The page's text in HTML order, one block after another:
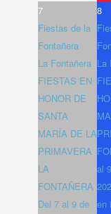
7
Fiestas de la
Fontañera
La Fontañera
FIESTAS EN
HONOR DE
SANTA
MARÍA DE LA
PRIMAVERA
LA
FONTAÑERA
Del 7 al 9 de
8
La
al
en